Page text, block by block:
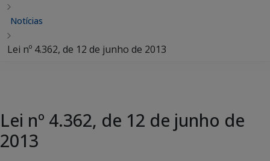
Notícias
Lei nº 4.362, de 12 de junho de 2013
Lei nº 4.362, de 12 de junho de
2013